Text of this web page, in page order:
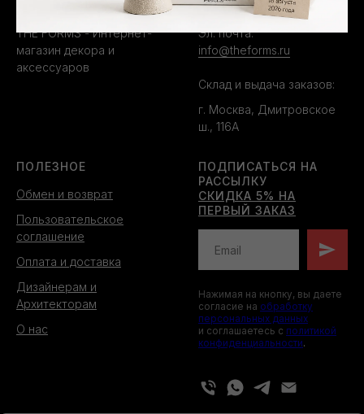
ИНН: 772206848828
THE FORMS - Интернет-
магазин декора и
аксессуаров
Telegram:
@theforms_shop
Эл. почта:
info@theforms.ru
Склад и выдача заказов:
г. Москва, Дмитровское
ш., 116А
ПОЛЕЗНОЕ
Обмен и возврат
Пользовательское
соглашение
Оплата и доставка
Дизайнерам и
Архитекторам
О нас
ПОДПИСАТЬСЯ НА
РАССЫЛКУ
СКИДКА 5% НА
ПЕРВЫЙ ЗАКАЗ
Нажимая на кнопку, вы даете
согласие на обработку
персональных данных
и соглашаетесь c политикой
конфиденциальности.